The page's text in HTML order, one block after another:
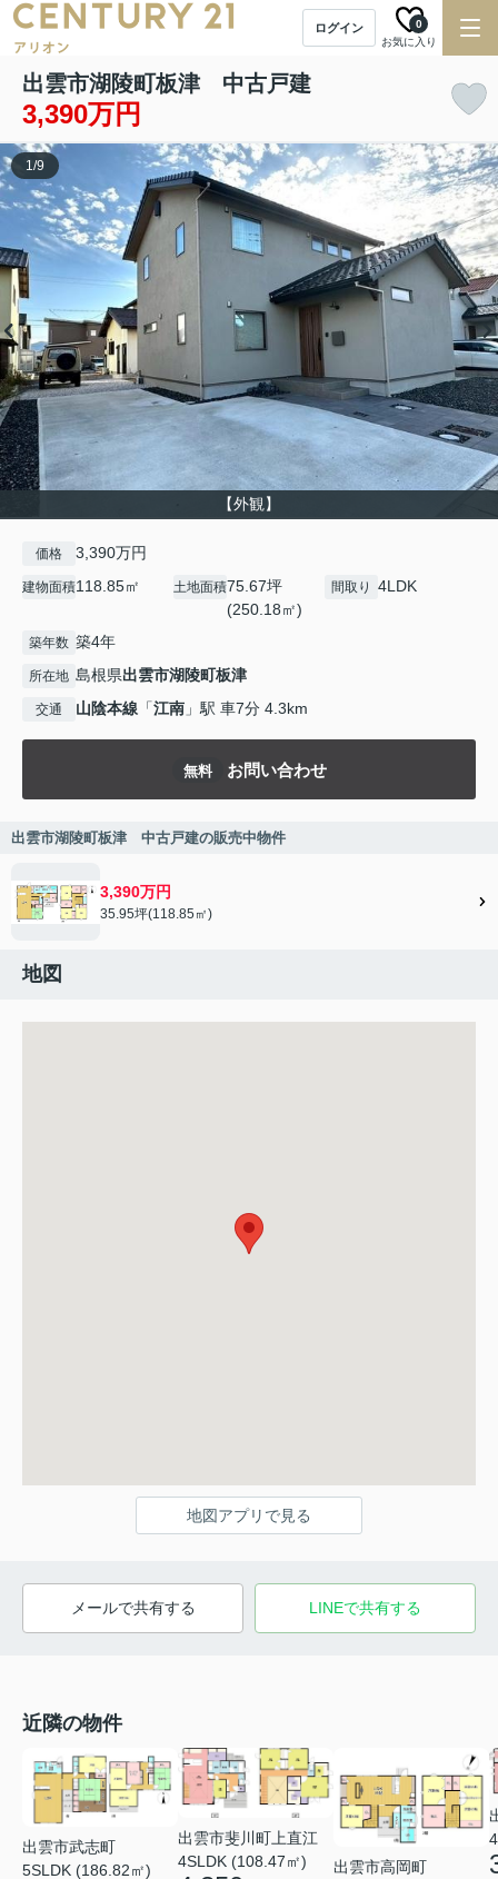
ログイン
お気に入り
0
出雲市湖陵町板津 中古戸建
3,390万円
【外観】
1/9
価格 3,390万円
建物面積118.85㎡ 土地面積75.67坪
(250.18㎡)
間取り 4LDK
築年数 築4年
所在地 島根県出雲市湖陵町板津
交通 山陰本線 「江南 」駅 車7分 4.3km
無料 お問い合わせ
出雲市湖陵町板津 中古戸建の販売中物件
3,390万円
35.95坪(118.85㎡)
地図
地図アプリで見る
メールで共有する LINEで共有する
近隣の物件
出雲市武志町
5SLDK (186.82㎡)
出雲市斐川町上直江
4SLDK (108.47㎡)
出雲市高岡町